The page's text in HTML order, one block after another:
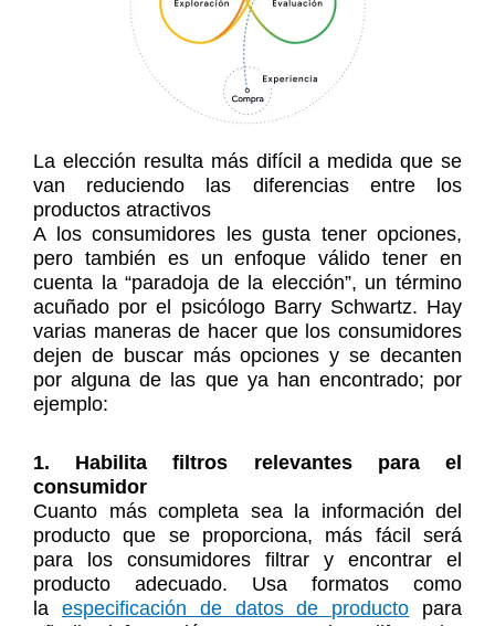
La elección resulta más difícil a medida que se
van reduciendo las diferencias entre los
productos atractivos
A los consumidores les gusta tener opciones,
pero también es un enfoque válido tener en
cuenta la “paradoja de la elección”, un término
acuñado por el psicólogo Barry Schwartz. Hay
varias maneras de hacer que los consumidores
dejen de buscar más opciones y se decanten
por alguna de las que ya han encontrado; por
ejemplo:
1. Habilita filtros relevantes para el
consumidor
Cuanto más completa sea la información del
producto que se proporciona, más fácil será
para los consumidores filtrar y encontrar el
producto adecuado. Usa formatos como
la especificación de datos de producto para